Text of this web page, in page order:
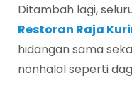
Ditambah lagi,
Restoran Raja
hidangan sama
nonhalal seperti